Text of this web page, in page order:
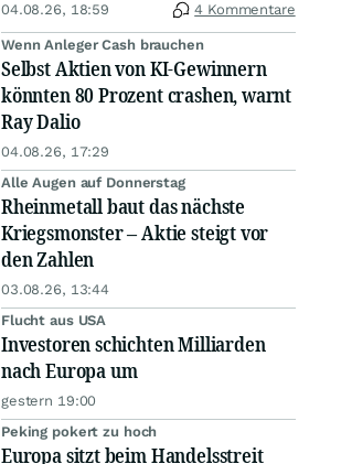
04.08.26, 18:59 4 Kommentare
Wenn Anleger Cash brauchen
Selbst Aktien von KI-Gewinnern
könnten 80 Prozent crashen, warnt
Ray Dalio
04.08.26, 17:29
Alle Augen auf Donnerstag
Rheinmetall baut das nächste
Kriegsmonster – Aktie steigt vor
den Zahlen
03.08.26, 13:44
Flucht aus USA
Investoren schichten Milliarden
nach Europa um
gestern 19:00
Peking pokert zu hoch
Europa sitzt beim Handelsstreit